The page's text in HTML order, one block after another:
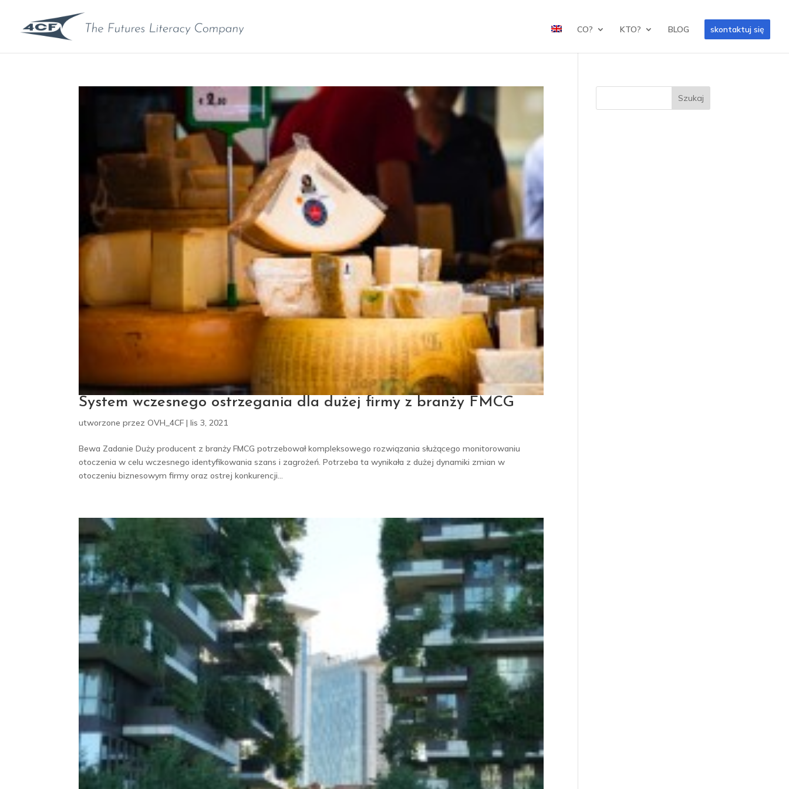
CO? KTO? BLOG skontaktuj się
System wczesnego ostrzegania dla dużej firmy z branży FMCG
utworzone przezOVH_4CF |lis 3, 2021
Bewa Zadanie Duży producent z branży FMCG potrzebował kompleksowego rozwiązania służącego monitorowaniu
otoczenia w celu wczesnego identyfikowania szans i zagrożeń. Potrzeba ta wynikała z dużej dynamiki zmian w
otoczeniu biznesowym firmy oraz ostrej konkurencji...
Szukaj